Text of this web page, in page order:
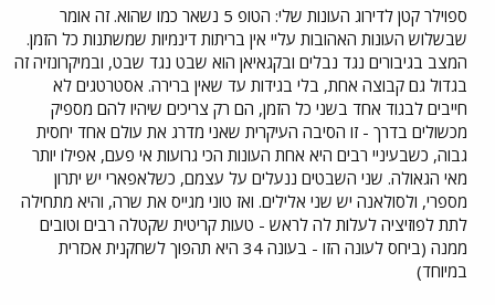
ספוילר קטן לדירוג העונות שלי: הטופ 5 נשאר כמו שהוא. זה אומר
שבשלוש העונות האהובות עליי אין בריתות דינמיות שמשתנות כל הזמן.
המצב בגיבורים נגד נבלים ובקגאיאן הוא שבט נגד שבט, ובמיקרונזיה זה
בגדול גם קבוצה אחת, בלי בגידות עד שאין ברירה. אסטרטגים לא
חייבים לבגוד אחד בשני כל הזמן, הם רק צריכים שיהיו להם מספיק
מכשולים בדרך - זו הסיבה העיקרית שאני מדרג את עולם אחד יחסית
גבוה, כשבעיניי רבים היא אחת העונות הכי גרועות אי פעם, אפילו יותר
מאי הגאולה. שני השבטים ננעלים על עצמם, כשלאפארי יש יתרון
מספרי, ולסולאנה יש שני אלילים. ואז טוני מגייס את שרה, והיא מתחילה
לתת לפוזיציה לעלות לה לראש - טעות קריטית שקטלה רבים וטובים
ממנה (ביחס לעונה הזו - בעונה 34 היא תהפוך לשחקנית אכזרית
במיוחד)